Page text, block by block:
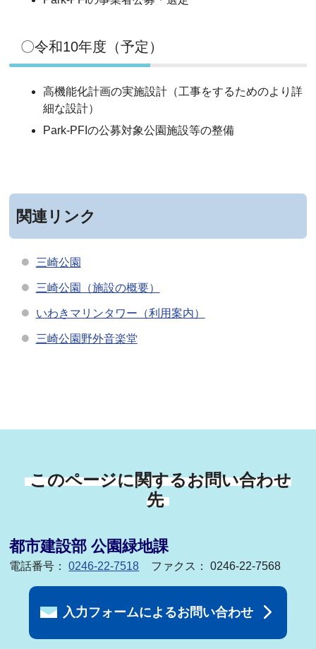
〇令和10年度（予定）
高機能化計画の実施設計（工事をするためのより詳
細な設計）
Park-PFIの公募対象公園施設等の整備
関連リンク
三崎公園
三崎公園（施設の概要）
いわきマリンタワー（利用案内）
三崎公園野外音楽堂
このページに関するお問い合わせ
先
都市建設部 公園緑地課
電話番号：0246-22-7518 ファクス： 0246-22-7568
入力フォームによるお問い合わせ